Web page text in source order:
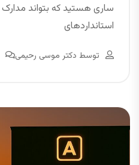
ساری هستید که بتواند مدارک
استانداردهای
توسط دکتر موسی رحیمی